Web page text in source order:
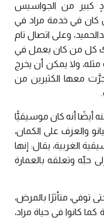
كبير من الجواسيس
كان في خدمة مراد في
وعلى اتصال تام
كل من كان يعمل في
ولا يمكن أن يخرج
جرَّت معها الكثيرين من
أيضًا أنه كان موسيقيًّا
والعزف على الكمان،
الغربية، يقال: إنها
حبِّه وتعلقه بالعمارة
جيرغان حتى توفي، متأثرًا بالمرض،
كانوا في حياة مراد،